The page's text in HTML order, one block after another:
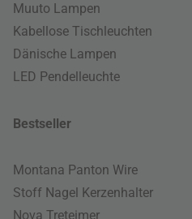
Muuto Lampen
Kabellose Tischleuchten
Dänische Lampen
LED Pendelleuchte
Bestseller
Montana Panton Wire
Stoff Nagel Kerzenhalter
Nova Treteimer